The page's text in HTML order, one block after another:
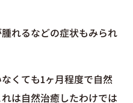
れるなどの症状もみられ
くても1ヶ月程度で自然
は自然治癒したわけでは